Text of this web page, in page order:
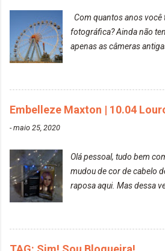
Com quantos anos você
fotográfica? Ainda não
apenas as câmeras
diria que gosto mais de
gostar bastante de ser a
uma boa câmera para
uma super câmera
suas fotos? Sim. Posto
Tumblr, We heart it, ou
particularmente não
elas fiquem no modo
Embelleze Maxton | 10.04
-maio 25, 2020
Olá pessoal, tudo bem
mudou de cor de cabelo
raposa aqui. Mas dessa
Louro Rosé Se vocês
meu cabelo colorido, vou
de todos que fiz para